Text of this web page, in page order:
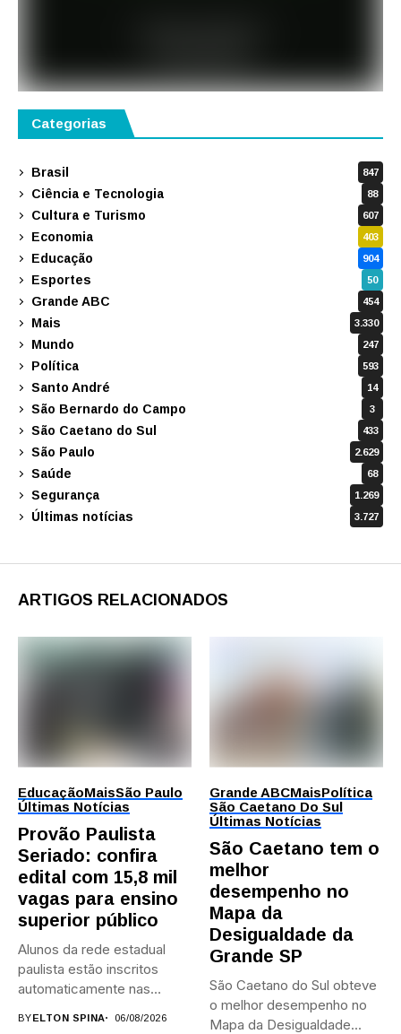
Categorias
Brasil 847
Ciência e Tecnologia 88
Cultura e Turismo 607
Economia 403
Educação 904
Esportes 50
Grande ABC 454
Mais 3.330
Mundo 247
Política 593
Santo André 14
São Bernardo do Campo 3
São Caetano do Sul 433
São Paulo 2.629
Saúde 68
Segurança 1.269
Últimas notícias 3.727
ARTIGOS RELACIONADOS
EducaçãoMaisSão Paulo
Últimas Notícias
Provão Paulista
Seriado: confira
edital com 15,8 mil
vagas para ensino
superior público
Alunos da rede estadual
paulista estão inscritos
automaticamente nas
BYELTON SPINA 06/08/2026
Grande ABCMaisPolítica
São Caetano Do Sul
Últimas Notícias
São Caetano tem o
melhor
desempenho no
Mapa da
Desigualdade da
Grande SP
São Caetano do Sul obteve
o melhor desempenho no
Mapa da Desigualdade...